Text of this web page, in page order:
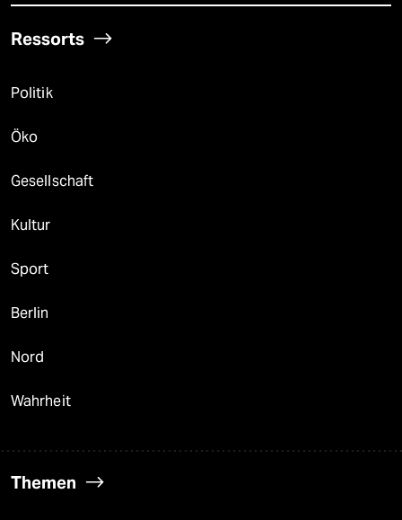
Ressorts
Politik
Öko
Gesellschaft
Kultur
Sport
Berlin
Nord
Wahrheit
Themen